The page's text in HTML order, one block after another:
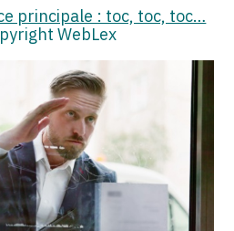
principale : toc, toc, toc…
WebLex